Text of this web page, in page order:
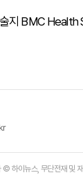
지 BMC
© 하이뉴스, 무단전재 및